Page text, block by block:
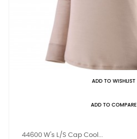
ADD TO WISHLIST
ADD TO COMPARE
44600 W's L/S Cap Cool...